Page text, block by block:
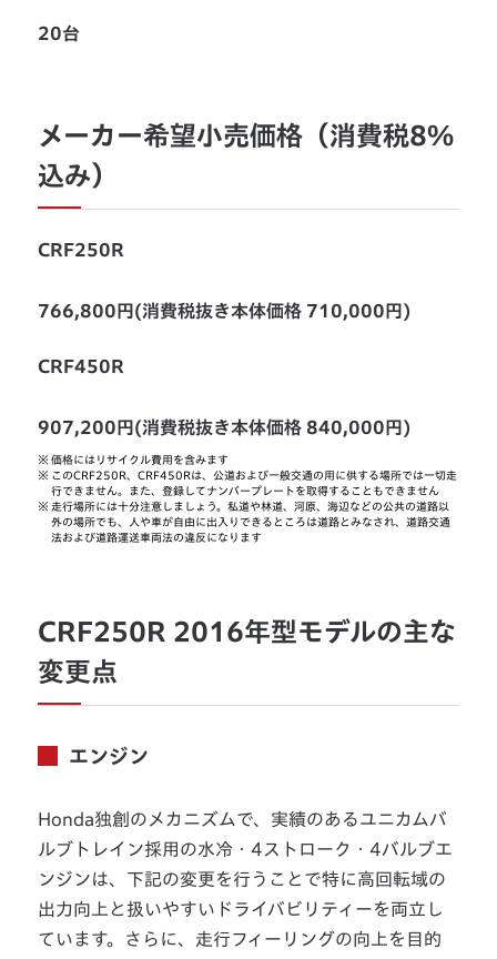
20台
メーカー希望小売価格（消費税8%
込み）
CRF250R
766,800円(消費税抜き本体価格 710,000円)
CRF450R
907,200円(消費税抜き本体価格 840,000円)
※ 価格にはリサイクル費用を含みます
※ このCRF250R、CRF450Rは、公道および一般交通の用に供する場所では一切走
行できません。また、登録してナンバープレートを取得することもできません
※ 走行場所には十分注意しましょう。私道や林道、河原、海辺などの公共の道路以
外の場所でも、人や車が自由に出入りできるところは道路とみなされ、道路交通
法および道路運送車両法の違反になります
CRF250R 2016年型モデルの主な
変更点
エンジン
Honda独創のメカニズムで、実績のあるユニカムバ
ルブトレイン採用の水冷・4ストローク・4バルブエ
ンジンは、下記の変更を行うことで特に高回転域の
出力向上と扱いやすいドライバビリティーを両立し
ています。さらに、走行フィーリングの向上を目的